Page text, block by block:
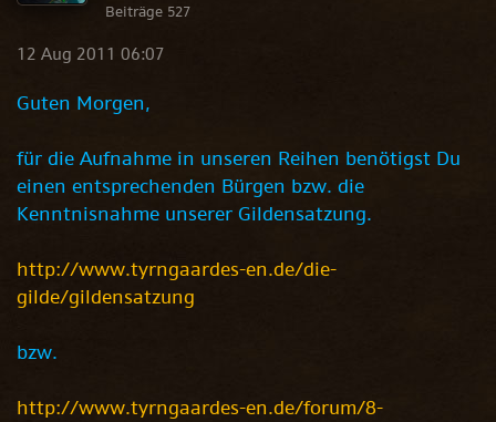
Beiträge 527
12 Aug 2011 06:07
Guten Morgen,
für die Aufnahme in unseren Reihen benötigst Du
einen entsprechenden Bürgen bzw. die
Kenntnisnahme unserer Gildensatzung.
http://www.tyrngaardes-en.de/die-
gilde/gildensatzung
bzw.
http://www.tyrngaardes-en.de/forum/8-